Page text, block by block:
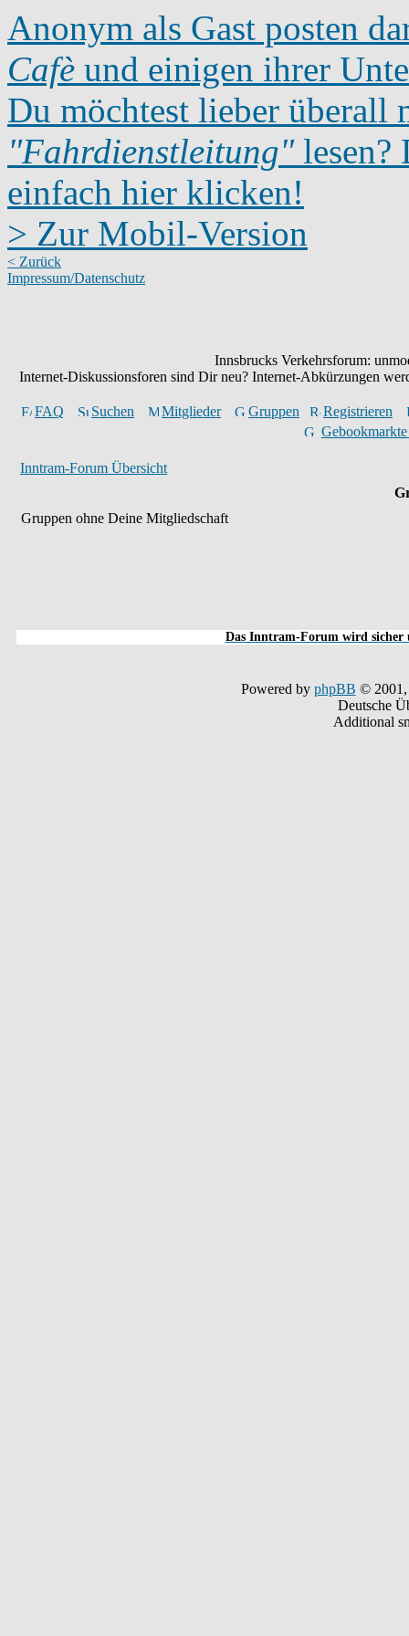
Anonym als Gast posten
Cafè und einigen ihrer
Du möchtest lieber überall
"Fahrdienstleitung"lesen?
einfach hier klicken!
> Zur Mobil-Version
< Zurück
Impressum/Datenschutz
Innsbrucks Verkehrsforum:
Internet-Diskussionsforen sind Dir neu? Internet-Abkürzungen
FAQ Suchen Mitglieder Gruppen
Registrieren
Inntram-Forum Übersicht
Gruppen ohne Deine Mitgliedschaft
Das Inntram-Forum wird sicher
Powered by phpBB © 2001,
Deutsche
Additional